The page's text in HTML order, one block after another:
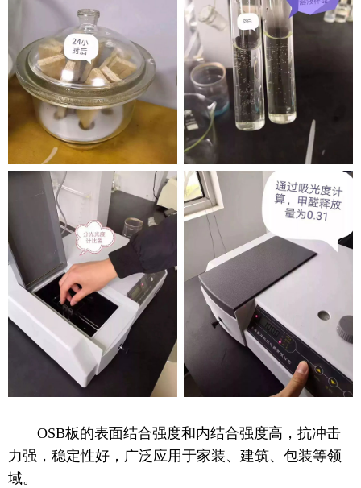
OSB板的表面结合强度和内结合强度高，抗冲击
力强，稳定性好，广泛应用于家装、建筑、包装等领
域。